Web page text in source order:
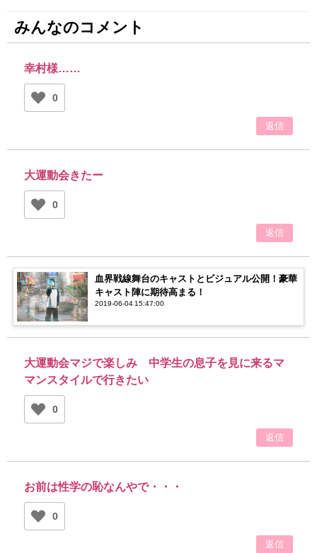
みんなのコメント
幸村様……
0
返信
大運動会きたー
0
返信
血界戦線舞台のキャストとビジュアル公開！豪華
キャスト陣に期待高まる！
2019-06-04 15:47:00
大運動会マジで楽しみ 中学生の息子を見に来るマ
マンスタイルで行きたい
0
返信
お前は性学の恥なんやで・・・
0
返信